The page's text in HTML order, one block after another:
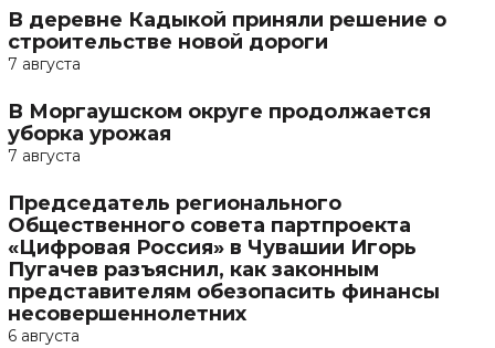
В деревне Кадыкой приняли решение о
строительстве новой дороги
7 августа
В Моргаушском округе продолжается
уборка урожая
7 августа
Председатель регионального
Общественного совета партпроекта
«Цифровая Россия» в Чувашии Игорь
Пугачев разъяснил, как законным
представителям обезопасить финансы
несовершеннолетних
6 августа